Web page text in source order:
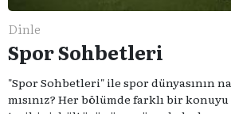
Dinle
Spor Sohbetleri
"Spor Sohbetleri" ile spor dünyasının
mısınız? Her bölümde farklı bir